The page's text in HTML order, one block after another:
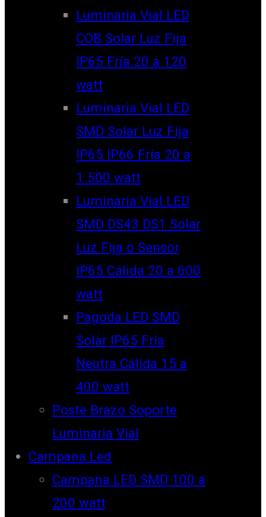
Luminaria Vial LED
COB Solar Luz Fija
IP65 Fría 20 a 120
watt
Luminaria Vial LED
SMD Solar Luz Fija
IP65 IP66 Fría 20 a
1.500 watt
Luminaria Vial LED
SMD DS43 DS1 Solar
Luz Fija o Sensor
IP65 Cálida 20 a 600
watt
Pagoda LED SMD
Solar IP65 Fría
Neutra Cálida 15 a
400 watt
Poste Brazo Soporte
Luminaria Vial
Campana Led
Campana LED SMD 100 a
200 watt